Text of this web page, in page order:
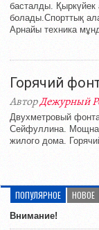
басталды. Қыркүйек
болады.Спорттық
Арнайы техника
Горячий
АвторДежурный
Двухметровый
Сейфуллина.
жилого дома.
ПОПУЛЯРНОЕ НОВОЕ
Внимание!